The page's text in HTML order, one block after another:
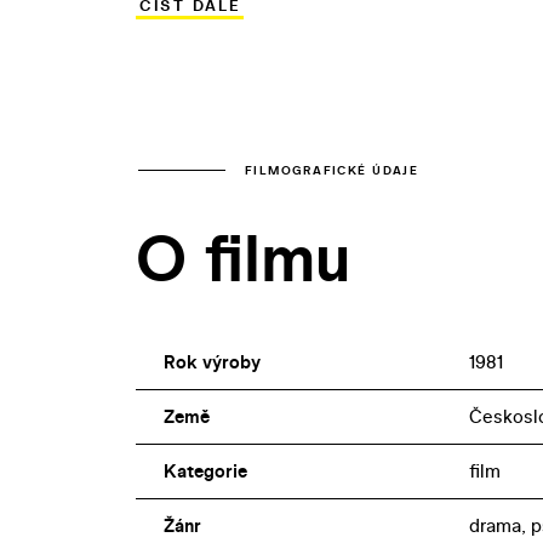
i o Heleninu lásku… K přesvědčivosti
ČÍST DÁLE
FILMOGRAFICKÉ ÚDAJE
O filmu
Rok výroby 1981
Země
Kategorie film
Žánr drama,